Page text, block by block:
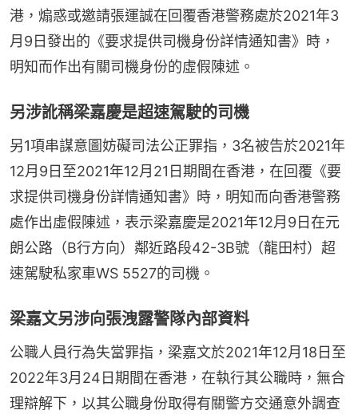
港，煽惑或邀請張運誠在回覆香港警務處於2021年3
月9日發出的《要求提供司機身份詳情通知書》時，
明知而作出有關司機身份的虛假陳述。
另涉訛稱梁嘉慶是超速駕駛的司機
另1項串謀意圖妨礙司法公正罪指，3名被告於2021年
12月9日至2021年12月21日期間在香港，在回覆《要
求提供司機身份詳情通知書》時，明知而向香港警務
處作出虛假陳述，表示梁嘉慶是2021年12月9日在元
朗公路（B行方向）鄰近路段42-3B號（龍田村）超
速駕駛私家車WS 5527的司機。
梁嘉文另涉向張洩露警隊內部資料
公職人員行為失當罪指，梁嘉文於2021年12月18日至
2022年3月24日期間在香港，在執行其公職時，無合
理辯解下，以其公職身份取得有關警方交通意外調查